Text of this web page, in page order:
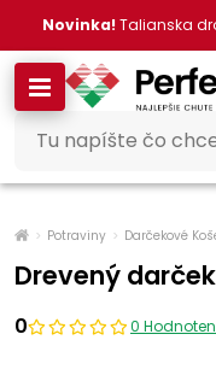
Novinka! Talianska
Potraviny Darčekové
Drevený
0 0